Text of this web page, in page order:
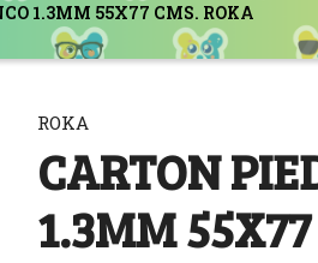
1.3MM 55X77 CMS. ROKA
ROKA
CARTON
1.3MM